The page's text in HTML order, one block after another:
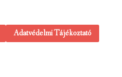
Adatvédelmi Tájékoztató